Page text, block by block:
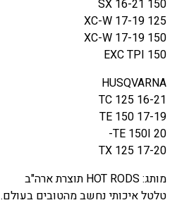
R
N
/
A
G
A
S
1
2
5
-
1
150 SX 16-21
125 XC-W 17-19
150 XC-W 17-19
150 EXC TPI
HUSQVARNA
TC 125 16-21
TE 150 17-19
TE 150I 20-
TX 125 17-20
מותג: HOT RODS תוצרת ארה"ב
טלטל איכותי נחשב מהטובים בעולם.